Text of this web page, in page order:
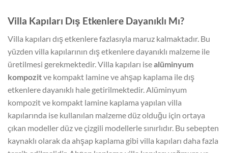
Villa Kapıları Dış Etkenlere Dayanıklı Mı?
Villa kapıları dış etkenlere fazlasıyla maruz kalmaktadır. Bu
yüzden villa kapılarının dış etkenlere dayanıklı malzeme ile
üretilmesi gerekmektedir. Villa kapıları isealüminyum
kompozitve kompakt lamine ve ahşap kaplama ile dış
etkenlere dayanıklı hale getirilmektedir. Alüminyum
kompozit ve kompakt lamine kaplama yapılan villa
kapılarında ise kullanılan malzeme düz olduğu için ortaya
çıkan modeller düz ve çizgili modellerle sınırlıdır. Bu sebepten
kaynaklı olarak da ahşap kaplama gibi villa kapıları daha fazla